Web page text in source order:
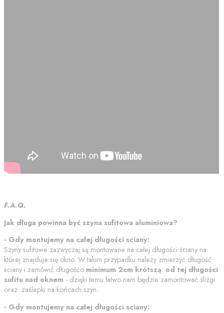
F.A.Q.
Jak długa powinna być szyna sufitowa aluminiowa?
- Gdy montujemy na całej długości sciany:
Szyny sufitowe zazwyczaj są montowane na całej długości ściany na
której znajduje się okno. W takim przypadku należy zmierzyć długość
sciany i zamówić długośćo minimum 2cm krótszą od tej długości
sufitu nad oknem - dzięki temu łatwo nam będzie zamontować ślizgi
oraz zaślepki na końcach szyn.
- Gdy montujemy na całej długości sciany: